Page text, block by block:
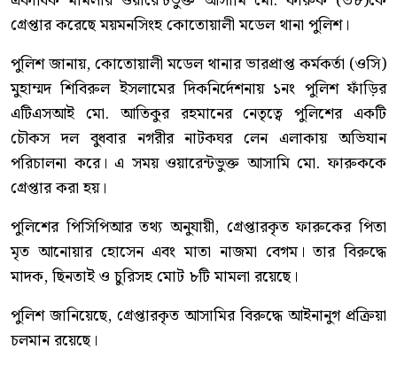
গ্রেপ্তার করেছে ময়মনসিংহ কোতোয়ালী মডেল থানা পুলিশ।
পুলিশ জানায়, কোতোয়ালী মডেল থানার ভারপ্রাপ্ত কর্মকর্তা (ওসি)
মুহাম্মদ শিবিরুল ইসলামের দিকনির্দেশনায় ১নং পুলিশ ফাঁড়ির
এটিএসআই মো. আতিকুর রহমানের নেতৃত্বে পুলিশের একটি
চৌকস দল বুধবার নগরীর নাটকঘর লেন এলাকায় অভিযান
পরিচালনা করে। এ সময় ওয়ারেন্টভুক্ত আসামি মো. ফারুককে
গ্রেপ্তার করা হয়।
পুলিশের পিসিপিআর তথ্য অনুযায়ী, গ্রেপ্তারকৃত ফারুকের পিতা
মৃত আনোয়ার হোসেন এবং মাতা নাজমা বেগম। তার বিরুদ্ধে
মাদক, ছিনতাই ও চুরিসহ মোট ৮টি মামলা রয়েছে।
পুলিশ জানিয়েছে, গ্রেপ্তারকৃত আসামির বিরুদ্ধে আইনানুগ প্রক্রিয়া
চলমান রয়েছে।